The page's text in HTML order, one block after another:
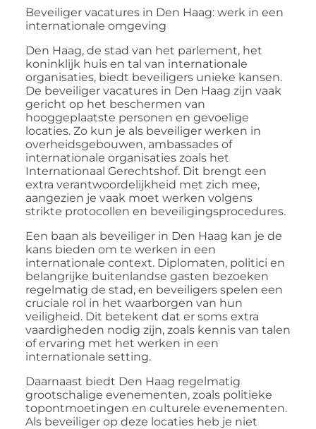
Beveiliger vacatures in Den Haag: werk in een
internationale omgeving
Den Haag, de stad van het parlement, het
koninklijk huis en tal van internationale
organisaties, biedt beveiligers unieke kansen.
De beveiliger vacatures in Den Haag zijn vaak
gericht op het beschermen van
hooggeplaatste personen en gevoelige
locaties. Zo kun je als beveiliger werken in
overheidsgebouwen, ambassades of
internationale organisaties zoals het
Internationaal Gerechtshof. Dit brengt een
extra verantwoordelijkheid met zich mee,
aangezien je vaak moet werken volgens
strikte protocollen en beveiligingsprocedures.
Een baan als beveiliger in Den Haag kan je de
kans bieden om te werken in een
internationale context. Diplomaten, politici en
belangrijke buitenlandse gasten bezoeken
regelmatig de stad, en beveiligers spelen een
cruciale rol in het waarborgen van hun
veiligheid. Dit betekent dat er soms extra
vaardigheden nodig zijn, zoals kennis van talen
of ervaring met het werken in een
internationale setting.
Daarnaast biedt Den Haag regelmatig
grootschalige evenementen, zoals politieke
topontmoetingen en culturele evenementen.
Als beveiliger op deze locaties heb je niet